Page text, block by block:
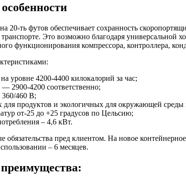
20-ть футов обеспечивает сохранность
Это возможно благодаря универсальной
функционирования компрессора, контроллера,
уровне 4200-4400 килокалорий за час;
2900-4200 соответственно;
360/460 B;
для продуктов и экологичных для окружающей
от-25 до +25 градусов по Цельсию;
– 4,6 кВт.
пред клиентом. На новое
– 6 месяцев.